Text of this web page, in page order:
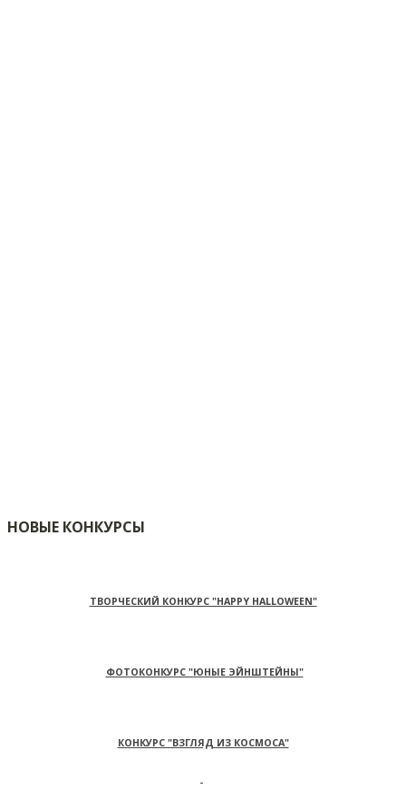
НОВЫЕ КОНКУРСЫ
ТВОРЧЕСКИЙ КОНКУРС "HAPPY HALLOWEEN"
ФОТОКОНКУРС "ЮНЫЕ ЭЙНШТЕЙНЫ"
КОНКУРС "ВЗГЛЯД ИЗ КОСМОСА"